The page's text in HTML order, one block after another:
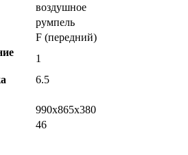
воздушное
румпель
F (передний)
1
6.5
990х865х380
46